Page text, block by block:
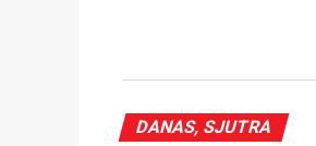
DANAS, SJUTRA